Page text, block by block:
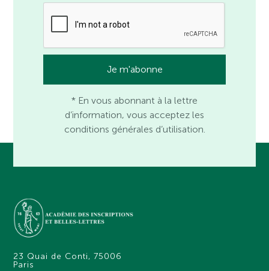
* En vous abonnant à la lettre
d’information, vous acceptez les
conditions générales d’utilisation.
23 Quai de Conti, 75006
Paris